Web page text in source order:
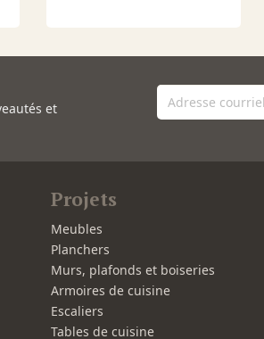
et
Projets
Meubles
Planchers
Murs, plafonds et boiseries
Armoires de cuisine
Escaliers
Tables de cuisine